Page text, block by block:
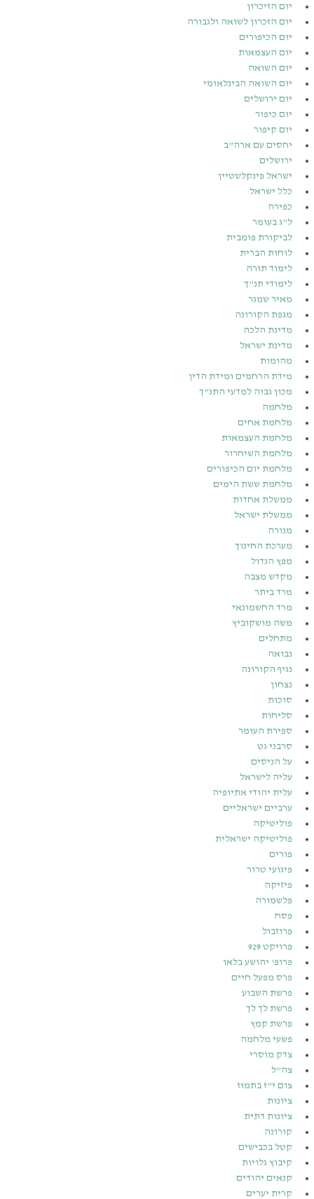
יום הזיכרון
יום הזכרון לשואה ולגבורה
יום הכיפורים
יום העצמאות
יום השואה
יום השואה הבינלאומי
יום ירושלים
יום כיפור
יום קיפור
יחסים עם ארה”ב
ירושלים
ישראל פינקלשטיין
כלל ישראל
כפירה
ל”ג בעומר
לביקורת פומבית
לוחות הברית
לימוד תורה
לימודי תנ”ך
מאיר שמגר
מגפת הקורונה
מדינת הלכה
מדינת ישראל
מהומות
מידת הרחמים ומידת הדין
מכון גבוה למדעי התנ”ך
מלחמה
מלחמת אחים
מלחמת העצמאות
מלחמת השיחרור
מלחמת יום הכיפורים
מלחמת ששת הימים
ממשלת אחדות
ממשלת ישראל
מנורה
מערכת החינוך
מפץ הגדול
מקדש מצבה
מרד ביתר
מרד החשמונאי
משה מושקוביץ
מתחלים
נבואה
נגיף הקורונה
נצחון
סוכות
סליחות
ספירת העומר
סרבני גט
על הניסים
עליה לישראל
עלית יהודי אתיופיה
ערביים ישראליים
פוליטיקה
פוליטיקה ישראלית
פורים
פיגועי טרור
פיזיקה
פלשמורה
פסח
פרוזבול
פרויקט 929
פרופ’ יהושע בלאו
פרס מפעל חיים
פרשת השבוע
פרשת לך לך
פרשת קמץ
פשעי מלחמה
צדק מוסרי
צה”ל
צום י”ז בתמוז
ציונות
ציונות דתית
קורונה
קטל בכבישים
קיבוץ גלויות
קנאים יהודים
קרית יערים